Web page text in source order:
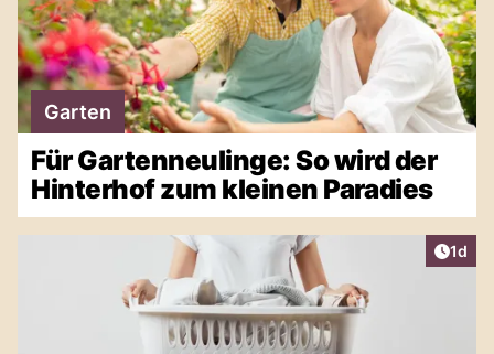
Garten
Für Gartenneulinge: So wird der
Hinterhof zum kleinen Paradies
1d